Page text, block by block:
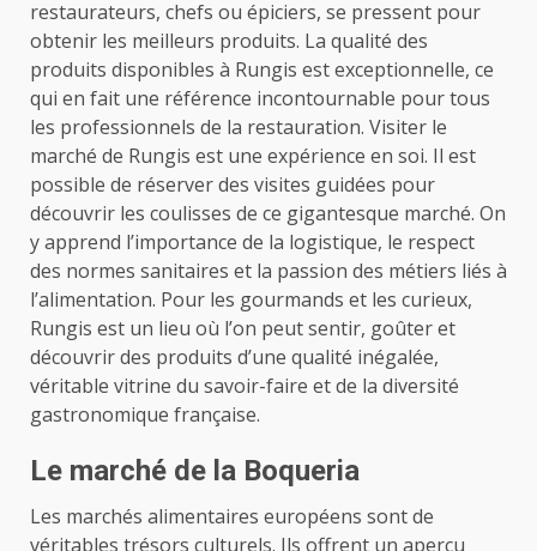
restaurateurs, chefs ou épiciers, se pressent pour
obtenir les meilleurs produits. La qualité des
produits disponibles à Rungis est exceptionnelle, ce
qui en fait une référence incontournable pour tous
les professionnels de la restauration. Visiter le
marché de Rungis est une expérience en soi. Il est
possible de réserver des visites guidées pour
découvrir les coulisses de ce gigantesque marché. On
y apprend l’importance de la logistique, le respect
des normes sanitaires et la passion des métiers liés à
l’alimentation. Pour les gourmands et les curieux,
Rungis est un lieu où l’on peut sentir, goûter et
découvrir des produits d’une qualité inégalée,
véritable vitrine du savoir-faire et de la diversité
gastronomique française.
Le marché de la Boqueria
Les marchés alimentaires européens sont de
véritables trésors culturels. Ils offrent un aperçu